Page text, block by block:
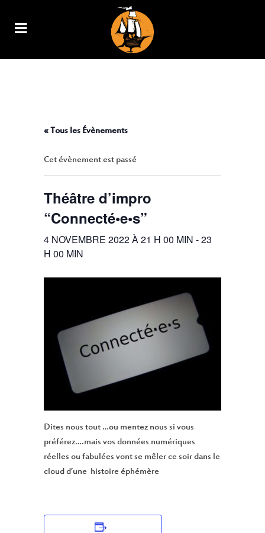
« Tous les Évènements
Cet évènement est passé
Théâtre d’impro
“Connecté•e•s”
4 NOVEMBRE 2022 À 21 H 00 MIN -23
H 00 MIN
Dites nous tout …ou mentez nous si vous
préférez….mais vos données numériques
réelles ou fabulées vont se mêler ce soir dans le
cloud d’une histoire éphémère